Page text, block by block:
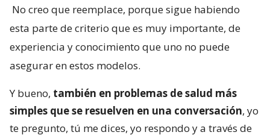
No creo que reemplace, porque sigue habiendo
esta parte de criterio que es muy importante, de
experiencia y conocimiento que uno no puede
asegurar en estos modelos.
Y bueno, también en problemas de salud más
simples que se resuelven en una conversación, yo
te pregunto, tú me dices, yo respondo y a través de